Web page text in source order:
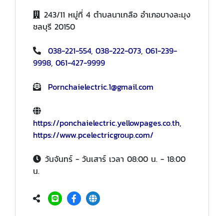
243/11 หมู่ที่ 4 ตำบลนาเกลือ อำเภอบางละมุง
ชลบุรี 20150
038-221-554, 038-222-073, 061-239-
9998, 061-427-9999
Pornchaielectric.1@gmail.com
https://ponchaielectric.yellowpages.co.th,
https://www.pcelectricgroup.com/
วันจันทร์ - วันเสาร์ เวลา 08:00 น. - 18:00
น.